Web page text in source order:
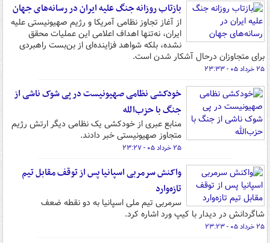
بازتاب روزانه جنگ علیه ایران در رسانه‌های جهان
از آغاز تجاوز نظامی آمریکا و رژیم صهیونیستی علیه
ایران، نه‌تنها اهداف اعلامی این عملیات محقق
نشده، بلکه شواهد فزاینده‌ای از بن‌بست راهبردی
برای متجاوزان درحال آشکار شدن است.
۲۵ خرداد ۰۵ - ۲۳:۳۳
خودکشی نظامی صهیونیست در پی شوک ناشی از
جنگ با حزب‌الله
منابع عبری از خودکشی یک نظامی دیگر ارتش رژیم
متجاوز صهیونیستی خبر دادند.
۲۵ خرداد ۰۵ - ۲۳:۲۷
واکنش سرمربی اسپانیا پس از توقف مقابل تیم
تازه‌وارد
سرمربی تیم ملی اسپانیا به دو نقطه ضعف
شاگردانش در دیدار با کیپ ورد اشاره کرد.
۲۵ خرداد ۰۵ - ۲۳:۲۳